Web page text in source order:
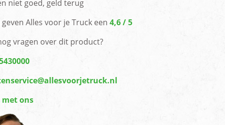
niet goed, geld terug
Alles voor je Truck een 4,6 / 5
vragen over dit product?
met ons